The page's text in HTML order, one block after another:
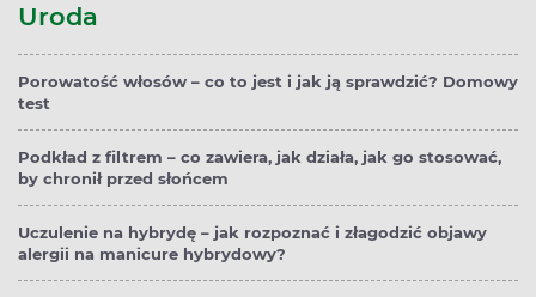
Uroda
Porowatość włosów – co to jest i jak ją sprawdzić? Domowy
test
Podkład z filtrem – co zawiera, jak działa, jak go stosować,
by chronił przed słońcem
Uczulenie na hybrydę – jak rozpoznać i złagodzić objawy
alergii na manicure hybrydowy?